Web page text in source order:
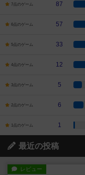
7点のゲーム 87
6点のゲーム 57
5点のゲーム 33
4点のゲーム 12
3点のゲーム 5
2点のゲーム 6
1点のゲーム 1
最近の投稿
レビュー